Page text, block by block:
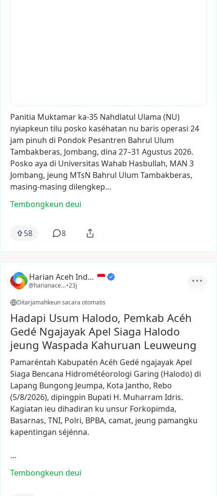
Panitia Muktamar ka-35 Nahdlatul Ulama (NU)
nyiapkeun tilu posko kaséhatan nu baris operasi 24
jam pinuh di Pondok Pesantren Bahrul Ulum
Tambakberas, Jombang, dina 27–31 Agustus 2026.
Posko aya di Universitas Wahab Hasbullah, MAN 3
Jombang, jeung MTsN Bahrul Ulum Tambakberas,
masing-masing dilengkep…
Tembongkeun deui
58 8
Harian Aceh Indonesia
@harianacehindonesia
•23j
Ditarjamahkeun sacara otomatis
Hadapi Usum Halodo, Pemkab Acéh
Gedé Ngajayak Apel Siaga Halodo
jeung Waspada Kahuruan Leuweung
Pamaréntah Kabupatén Acéh Gedé ngajayakApel
Siaga Bencana Hidrométéorologi Garing (Halodo) di
Lapang Bungong Jeumpa, Kota Jantho, Rebo
(5/8/2026), dipingpin Bupati H. Muharram Idris.
Kagiatan ieu dihadiran ku unsur Forkopimda,
Basarnas, TNI, Polri, BPBA, camat, jeung pamangku
kapentingan séjénna.
…
Tembongkeun deui